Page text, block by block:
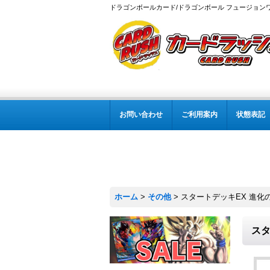
ドラゴンボールカード/ドラゴンボール フュージョン
お問い合わせ ご利用案内 状態表記
ホーム > その他 > スタートデッキEX 進化
ス